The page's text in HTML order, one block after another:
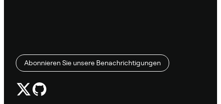
Abonnieren Sie unsere Benachrichtigungen